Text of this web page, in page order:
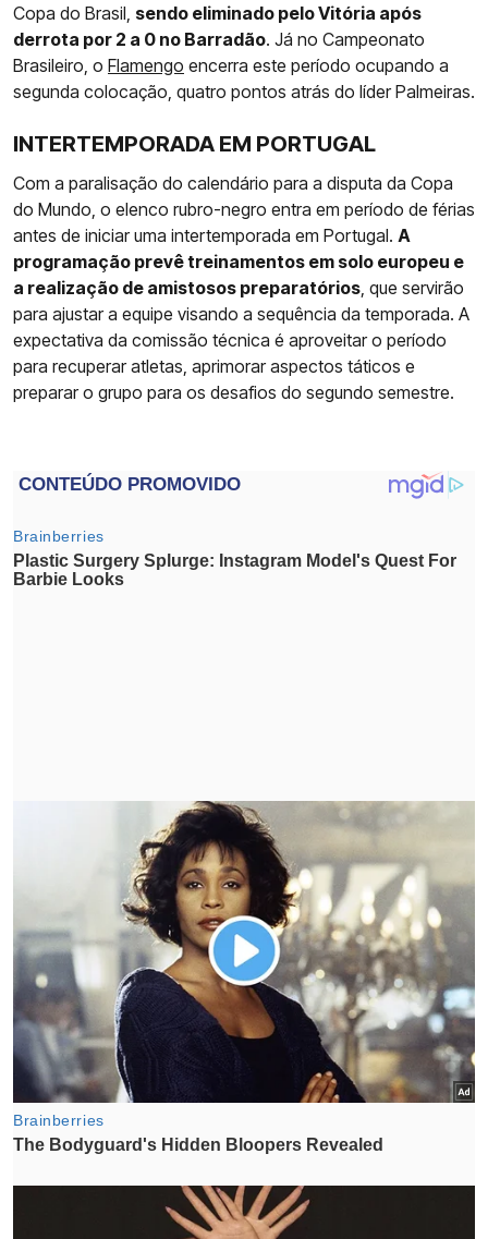
Copa do Brasil, sendo eliminado pelo Vitória após
derrota por 2 a 0 no Barradão. Já no Campeonato
Brasileiro, o Flamengo encerra este período ocupando a
segunda colocação, quatro pontos atrás do líder Palmeiras.
INTERTEMPORADA EM PORTUGAL
Com a paralisação do calendário para a disputa da Copa
do Mundo, o elenco rubro-negro entra em período de férias
antes de iniciar uma intertemporada em Portugal. A
programação prevê treinamentos em solo europeu e
a realização de amistosos preparatórios , que servirão
para ajustar a equipe visando a sequência da temporada. A
expectativa da comissão técnica é aproveitar o período
para recuperar atletas, aprimorar aspectos táticos e
preparar o grupo para os desafios do segundo semestre.